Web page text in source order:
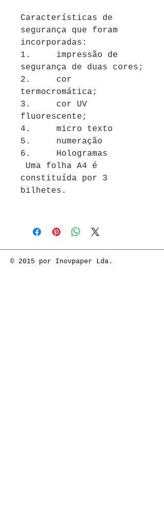
Características de
segurança que foram
incorporadas:
1. impressão de
segurança de duas cores;
2. cor
termocromática;
3. cor UV
fluorescente;
4. micro texto
5. numeração
6. Hologramas
Uma folha A4 é
constituída por 3
bilhetes.
© 2015 por Inovpaper Lda.